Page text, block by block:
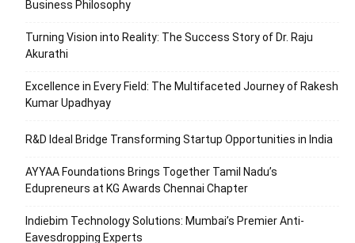
Business Philosophy
Turning Vision into Reality: The Success Story of Dr. Raju
Akurathi
Excellence in Every Field: The Multifaceted Journey of Rakesh
Kumar Upadhyay
R&D Ideal Bridge Transforming Startup Opportunities in India
AYYAA Foundations Brings Together Tamil Nadu’s
Edupreneurs at KG Awards Chennai Chapter
Indiebim Technology Solutions: Mumbai’s Premier Anti-
Eavesdropping Experts